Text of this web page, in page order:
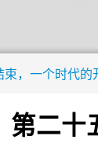
，一个时代的
第二十